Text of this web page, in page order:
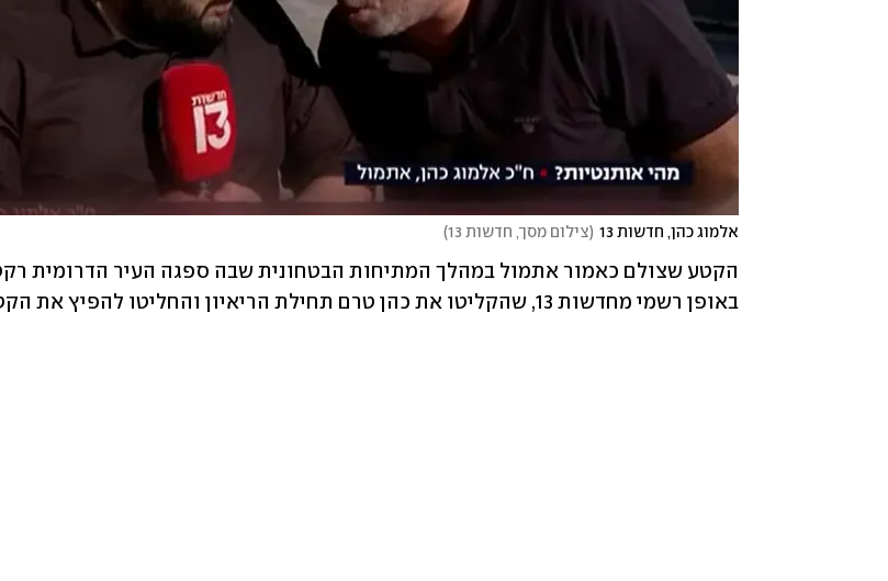
אלמוג כהן, חדשות 13 (צילום מסך, חדשות 13 )
באופן רשמי מחדשות 13, שהקליטו את כהן טרם תחילת הריאיון והחליטו להפיץ את הקטע היום.